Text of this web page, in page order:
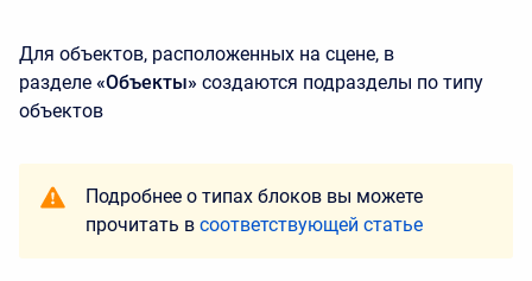
Для объектов, расположенных на сцене, в
разделе «Объекты» создаются подразделы по типу
объектов
Подробнее о типах блоков вы можете
прочитать в соответствующей статье